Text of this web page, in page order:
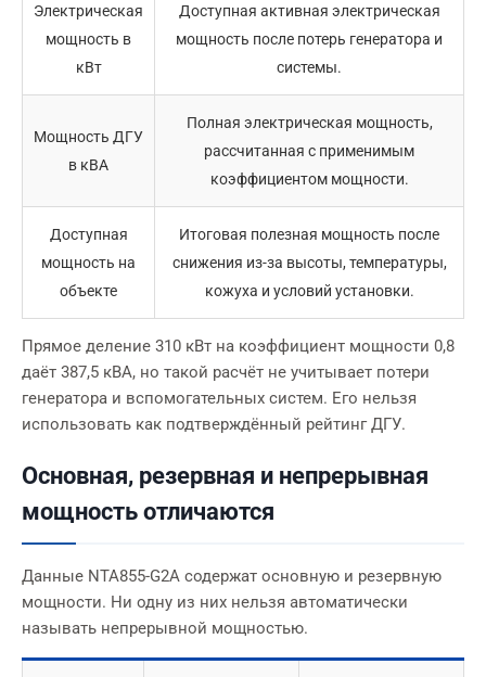
Электрическая
мощность в
кВт
Доступная активная электрическая
мощность после потерь генератора и
системы.
Мощность ДГУ
в кВА
Полная электрическая мощность,
рассчитанная с применимым
коэффициентом мощности.
Доступная
мощность на
объекте
Итоговая полезная мощность после
снижения из-за высоты, температуры,
кожуха и условий установки.
Прямое деление 310 кВт на коэффициент мощности 0,8
даёт 387,5 кВА, но такой расчёт не учитывает потери
генератора и вспомогательных систем. Его нельзя
использовать как подтверждённый рейтинг ДГУ.
Основная, резервная и непрерывная
мощность отличаются
Данные NTA855-G2A содержат основную и резервную
мощности. Ни одну из них нельзя автоматически
называть непрерывной мощностью.